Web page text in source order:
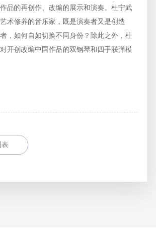
品的再创作、改编的展示和演奏。杜宁武
术修养的音乐家，既是演奏者又是创造
，如何自如切换不同身份？除此之外，杜
开创改编中国作品的双钢琴和四手联弹模